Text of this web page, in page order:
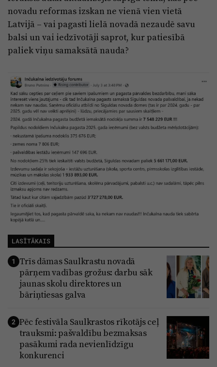
novadu reformas izskan ne vienā vien vietā
Latvijā – vai pagasti lielā novadā nezaudē savu
balsi un vai iedzīvotāji saprot, kur patiesībā
paliek viņu samaksātā nauda?
LASĪTĀKAIS
1 Trīs dāmas Saulkrastu novadā
pārņem vadības grožus: darbu sāk
jaunas skolu direktores un
bāriņtiesas galva
2 Pēc festivāla Saulkrastos rīkotājs ceļ
trauksmi: pašvaldību bezmaksas
pasākumi rada nevienlīdzīgu
konkurenci